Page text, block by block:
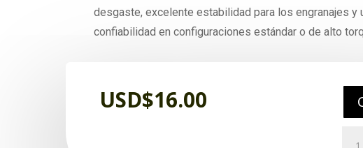
desgaste, excelente estabilidad para los engranajes y
confiabilidad en configuraciones estándar o de alto
USD$16.00